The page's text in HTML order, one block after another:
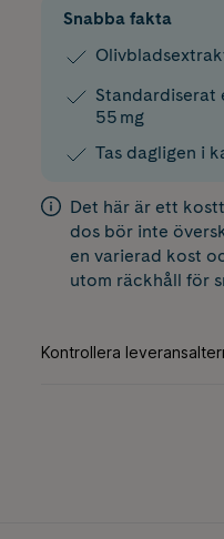
Snabba fakta
Standardiserat
55 mg
Tas dagligen i
Det här är ett
dos bör inte
en varierad kost
utom räckhåll för